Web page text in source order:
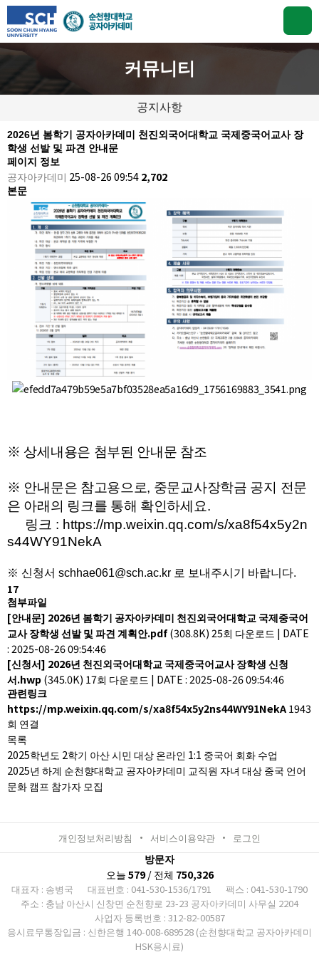
커뮤니티
공지사항
2026년 봄학기 공자아카데미 천진외국어대학교 국제중국어교사 장
학생 선발 및 파견 안내문
페이지 정보
공자아카데미 25-08-26 09:542,702
본문
※ 상세내용은 첨부된 안내문 참조
※ 안내문은 참고용으로, 중문교사장학금 공지 전문
은 아래의 링크를 통해 확인하세요.
링크 : https://mp.weixin.qq.com/s/xa8f54x5y2n
s44WY91NekA
※ 신청서 schhae061@sch.ac.kr 로 보내주시기 바랍니다.
17
첨부파일
[안내문] 2026년 봄학기 공자아카데미 천진외국어대학교 국제중국어
교사 장학생 선발 및 파견 계획안.pdf(308.8K)25회 다운로드 | DATE
: 2025-08-26 09:54:46
[신청서] 2026년 천진외국어대학교 국제중국어교사 장학생 신청
서.hwp(345.0K) 17회 다운로드 | DATE : 2025-08-26 09:54:46
관련링크
https://mp.weixin.qq.com/s/xa8f54x5y2ns44WY91NekA1943
회 연결
목록
2025학년도 2학기 아산 시민 대상 온라인 1:1 중국어 회화 수업
2025년 하계 순천향대학교 공자아카데미 교직원 자녀 대상 중국 언어
문화 캠프 참가자 모집
개인정보처리방침 서비스이용약관 로그인
방문자
오늘579/ 전체 750,326
대표자 : 송병국 대표번호 : 041-530-1536/1791
팩스 : 041-530-1790
주소 : 충남 아산시 신창면 순천향로 23-23 공자아카데미 사무실 2204
사업자 등록번호 : 312-82-00587
응시료무통장입금 : 신한은행 140-008-689528 (순천향대학교 공자아카데미
HSK응시료)